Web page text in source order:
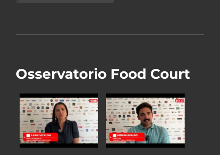
Osservatorio Food Court